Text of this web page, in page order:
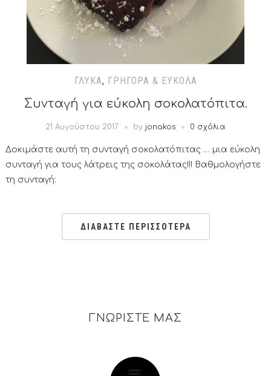
ΓΛΥΚΆ, ΓΡΉΓΟΡΑ & ΕΎΚΟΛΑ
Συνταγή για εύκολη σοκολατόπιτα.
21 Αυγούστου 2017 by jonakos 0 σχόλια
Δοκιμάστε αυτή τη συνταγή σοκολατόπιτας … μια εύκολη
συνταγή για τους λάτρεις της σοκολάτας!!! Βαθμολογήστε
τη συνταγή:
ΔΙΑΒΑΣΤΕ ΠΕΡΙΣΣΟΤΕΡΑ
ΓΝΩΡΙΣΤΕ ΜΑΣ